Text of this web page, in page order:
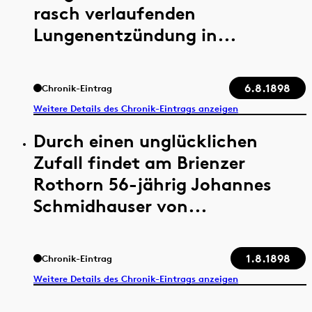
rasch verlaufenden
Lungenentzündung in...
Chronik-Eintrag 6.8.1898
Weitere Details des Chronik-Eintrags anzeigen
Durch einen unglücklichen
Zufall findet am Brienzer
Rothorn 56-jährig Johannes
Schmidhauser von...
Chronik-Eintrag 1.8.1898
Weitere Details des Chronik-Eintrags anzeigen